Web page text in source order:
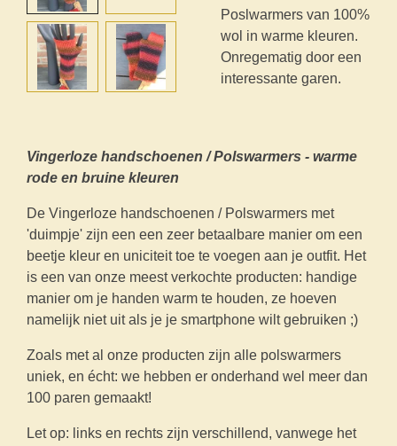
Poslwarmers van 100%
wol in warme kleuren.
Onregematig door een
interessante garen.
Vingerloze handschoenen / Polswarmers - warme
rode en bruine kleuren
De Vingerloze handschoenen / Polswarmers met
'duimpje' zijn een een zeer betaalbare manier om een
beetje kleur en uniciteit toe te voegen aan je outfit. Het
is een van onze meest verkochte producten: handige
manier om je handen warm te houden, ze hoeven
namelijk niet uit als je je smartphone wilt gebruiken ;)
Zoals met al onze producten zijn alle polswarmers
uniek, en écht: we hebben er onderhand wel meer dan
100 paren gemaakt!
Let op: links en rechts zijn verschillend, vanwege het